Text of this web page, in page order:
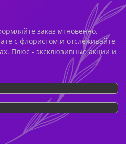
заказ мгновенно,
с флористом и отслеживайте
Плюс - эксклюзивные акции и